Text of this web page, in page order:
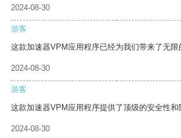
2024-08-30
游客
这款加速器VPM应用程序已经为我们带来了无限
2024-08-30
游客
这款加速器VPM应用程序提供了顶级的安全性和
2024-08-30